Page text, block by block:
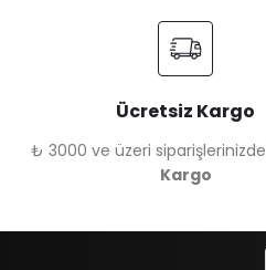
Ücretsiz Kargo
₺ 3000 ve üzeri siparişlerinizde
Kargo